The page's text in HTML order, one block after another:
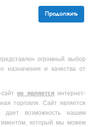
Продолжить
огромный выбор
назначения и качества от
не является интернет-
торговля. Сайт является
дает возможность нашим
который мы можем